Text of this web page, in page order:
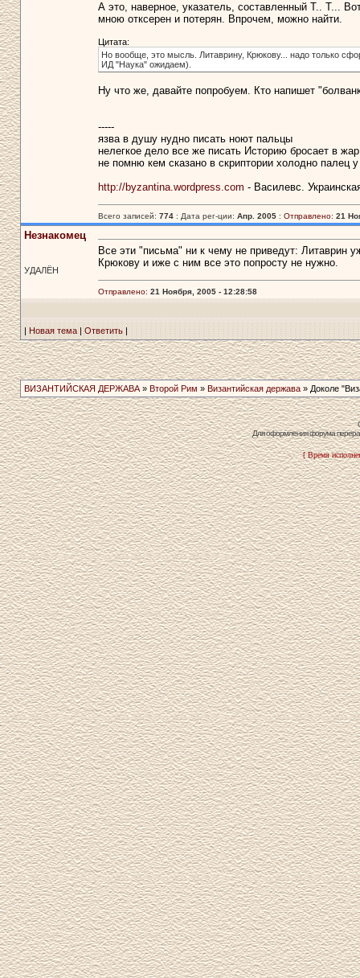
А это, наверное, указатель, составленный Т.. Т...
мною отксерен и потерян. Впрочем, можно найти.
Цитата:
Но вообще, это мысль. Литаврину, Крюкову... надо только
ИД "Наука" ожидаем).
Ну что же, давайте попробуем. Кто напишет
-----
язва в душу нудно писать ноют пальцы
нелегкое дело все же писать Историю бросает в
не помню кем сказано в скриптории холодно палец
http://byzantina.wordpress.com - Василевс.
Всего записей: 774: Дата рег-ции: Апр. 2005: Отправлено: 21
Незнакомец
УДАЛЁН
Все эти "письма" ни к чему не приведут: Литаврин
Крюкову и иже с ним все это попросту не нужно.
Отправлено: 21 Ноября, 2005 - 12:28:58
| Новая тема|Ответить|
ВИЗАНТИЙСКАЯ ДЕРЖАВА» Второй Рим » Византийская держава» Доколе
Для оформления форума
[ Время